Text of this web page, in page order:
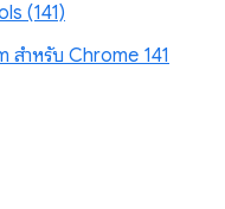
(141)
สำหรับ Chrome 141